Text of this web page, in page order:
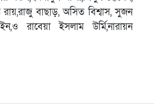
রায়,রাজু বাছাড়, অসিত বিশ্বাস, সুজন
রাবেয়া ইসলাম উর্মি,নারায়ন